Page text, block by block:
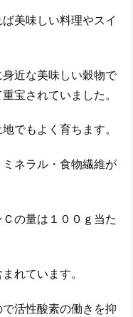
美味しい料理やスイ
近な美味しい穀物で
宝されていました。
でもよく育ちます。
ネラル・食物繊維が
の量は１００ｇ当た
れています。
活性酸素の働きを抑